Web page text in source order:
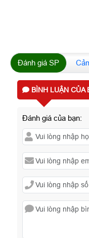
Đánh giá SP
BÌNH LUẬN CỦA
Đánh giá của bạn: